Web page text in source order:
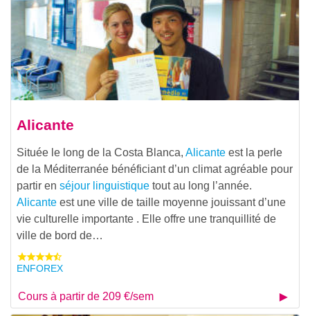
Alicante
Située le long de la Costa Blanca, Alicante est la perle
de la Méditerranée bénéficiant d’un climat agréable pour
partir en séjour linguistique tout au long l’année.
Alicante est une ville de taille moyenne jouissant d’une
vie culturelle importante . Elle offre une tranquillité de
ville de bord de…
ENFOREX
Cours à partir de 209 €/sem